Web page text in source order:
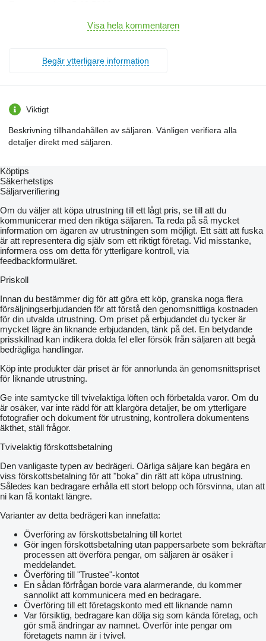
Počet válců: 2
Jmenovité otáčky: 3 000 ot/min
Maximální kroutící moment: 27,3 Nm
Vzduchový filtr: 1stupňový, papírová vložka
Objem palivové nádrže: 14 l
Typ převodovky: mechanická
Počet převodových stupňů (vpřed/vzad): 6/2
Pohon stroje: 4×4
Spojka: jednolamelová, suchá
Uzávěrka diferenciálu: ano, na zadní nápravě
Brzdy: kotoučové v olejové lázni
Řízení: mechanické
HYDRAULIKA
Celkový výkon čerpadla hydrauliky: 7,9 l/min
Výkon čerpadla pro pracovní hydrauliku/pro řízení: 7,9 l/min
Kategorie zadního 3bodového závěsu: Kat. I
Maximální zdvihový výkon/výkon na konci ramen: 430/330 kg
Ovládání zdvihu: mechanické s automatickým vypnutím v
maximální poloze
Regulace rychlosti klesání: ano
Blokace polohy ramen pro transport: ano
Provozní hmotnost: 560 kg
Maximální hmotnost: 1 300 kg
Maximální zatížení zadní nápravy: 800 kg
Maximální hmotnost přípojného vozidla: 2 000 kg
Visa hela kommentaren
Begär ytterligare information
Viktigt
Beskrivning tillhandahållen av säljaren. Vänligen verifiera alla
detaljer direkt med säljaren.
Köptips
Säkerhetstips
Säljarverifiering
Om du väljer att köpa utrustning till ett lågt pris, se till att du
kommunicerar med den riktiga säljaren. Ta reda på så mycket
information om ägaren av utrustningen som möjligt. Ett sätt att fuska
är att representera dig själv som ett riktigt företag. Vid misstanke,
informera oss om detta för ytterligare kontroll, via
feedbackformuläret.
Priskoll
Innan du bestämmer dig för att göra ett köp, granska noga flera
försäljningserbjudanden för att förstå den genomsnittliga kostnaden
för din utvalda utrustning. Om priset på erbjudandet du tycker är
mycket lägre än liknande erbjudanden, tänk på det. En betydande
prisskillnad kan indikera dolda fel eller försök från säljaren att begå
bedrägliga handlingar.
Köp inte produkter där priset är för annorlunda än genomsnittspriset
för liknande utrustning.
Ge inte samtycke till tvivelaktiga löften och förbetalda varor. Om du
är osäker, var inte rädd för att klargöra detaljer, be om ytterligare
fotografier och dokument för utrustning, kontrollera dokumentens
äkthet, ställ frågor.
Tvivelaktig förskottsbetalning
Den vanligaste typen av bedrägeri. Oärliga säljare kan begära en
viss förskottsbetalning för att "boka" din rätt att köpa utrustning.
Således kan bedragare erhålla ett stort belopp och försvinna, utan att
ni kan få kontakt längre.
Varianter av detta bedrägeri kan innefatta:
Överföring av förskottsbetalning till kortet
Gör ingen förskottsbetalning utan pappersarbete som bekräftar
processen att överföra pengar, om säljaren är osäker i
meddelandet.
Överföring till "Trustee"-kontot
En sådan förfrågan borde vara alarmerande, du kommer
sannolikt att kommunicera med en bedragare.
Överföring till ett företagskonto med ett liknande namn
Var försiktig, bedragare kan dölja sig som kända företag, och
gör små ändringar av namnet. Överför inte pengar om
företagets namn är i tvivel.